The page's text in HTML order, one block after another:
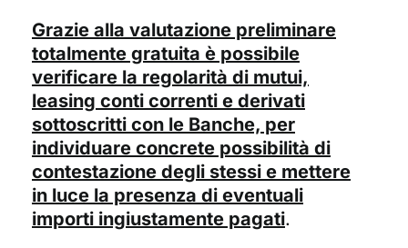
Grazie alla valutazione preliminare
totalmente gratuita è possibile
verificare la regolarità di mutui,
leasing conti correnti e derivati
sottoscritti con le Banche, per
individuare concrete possibilità di
contestazione degli stessi e mettere
in luce la presenza di eventuali
importi ingiustamente pagati.